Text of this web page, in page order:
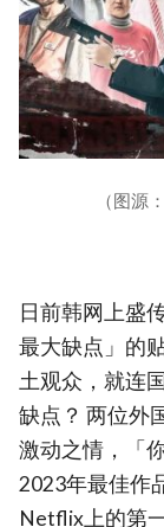
（图源
日前韩网上盛
最大缺点」的
土观众，就连
缺点？ 两位外
激动之情，「
2023年最佳作
Netflix上的第